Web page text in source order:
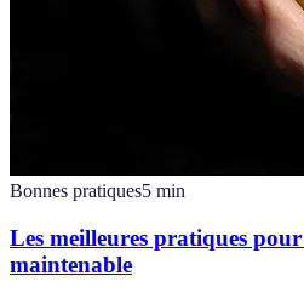
Bonnes pratiques5 min
Les meilleures pratiques
maintenable